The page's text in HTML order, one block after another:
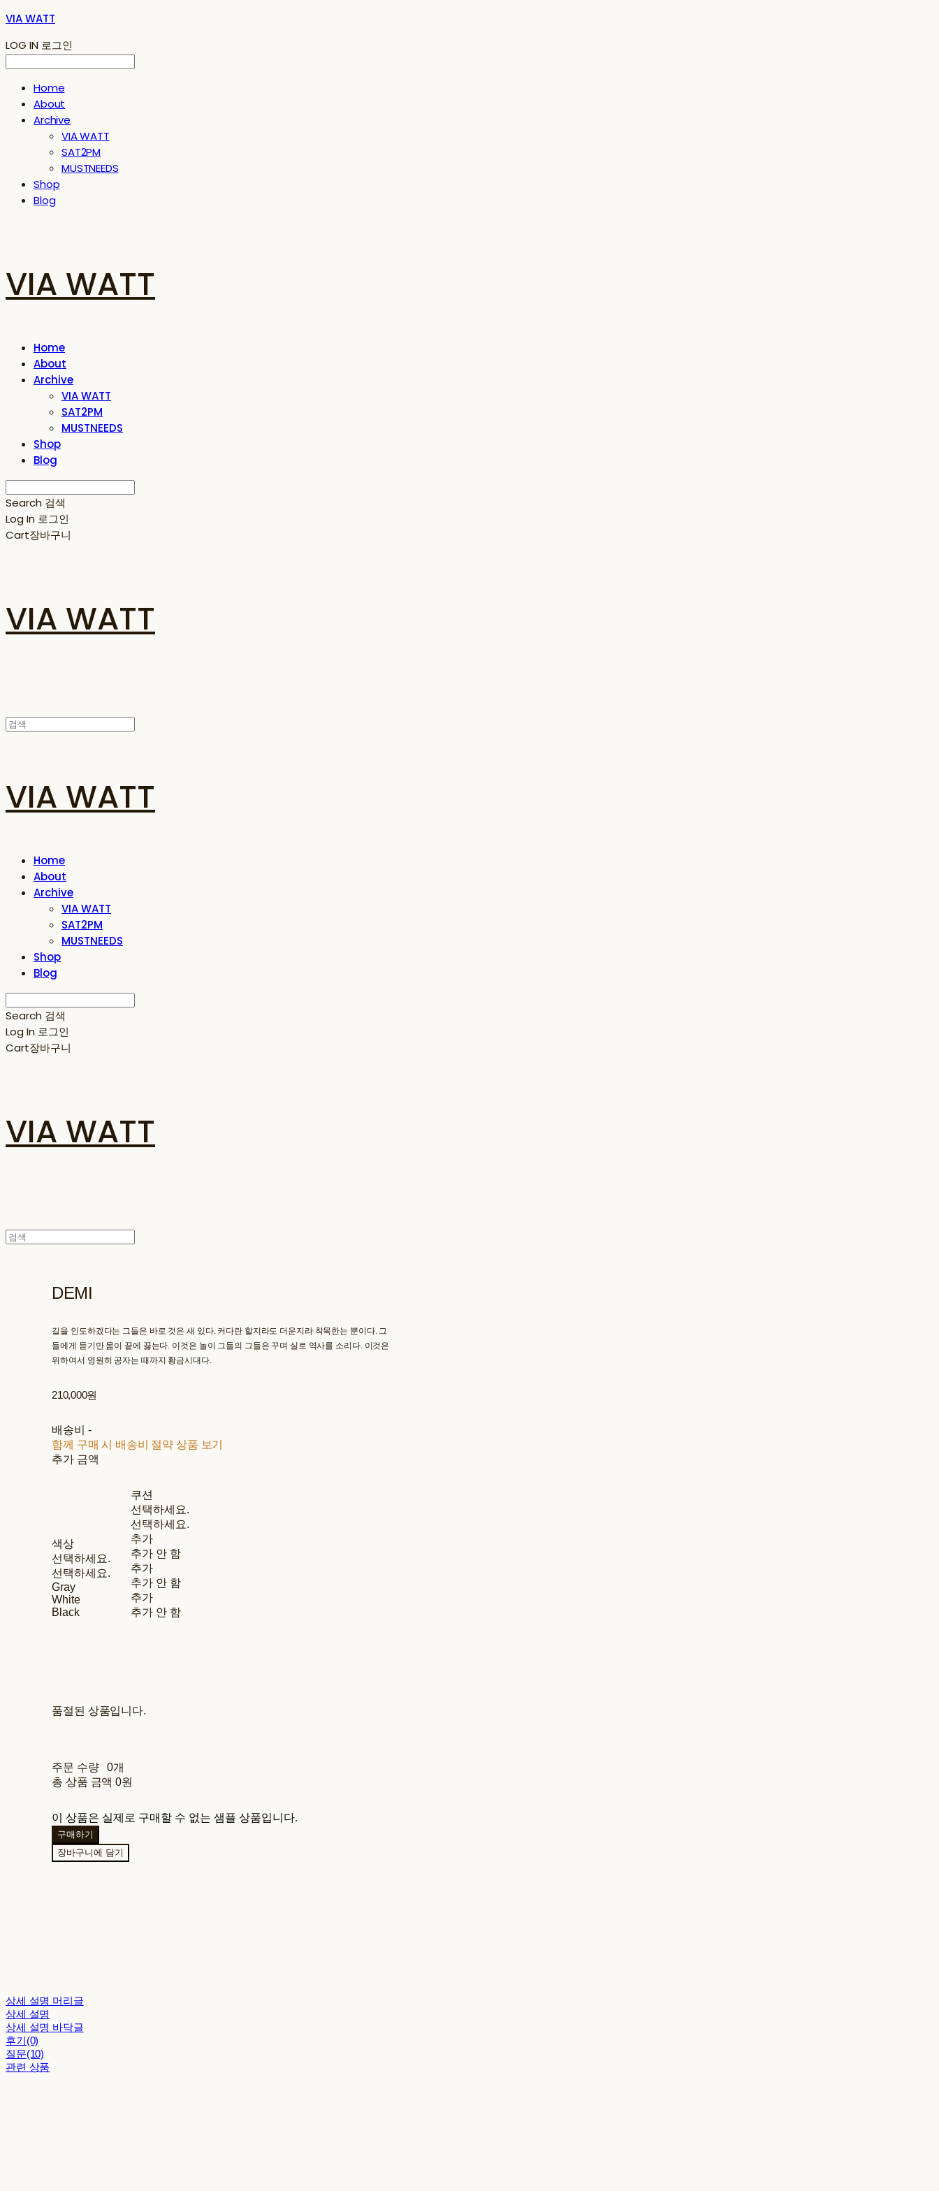
VIA WATT
LOG IN 로그인
Home
About
Archive
VIA WATT
SAT2PM
MUSTNEEDS
Shop
Blog
VIA WATT
Home
About
Archive
VIA WATT
SAT2PM
MUSTNEEDS
Shop
Blog
Search 검색
Log In 로그인
Cart장바구니
VIA WATT
VIA WATT
Home
About
Archive
VIA WATT
SAT2PM
MUSTNEEDS
Shop
Blog
Search 검색
Log In 로그인
Cart장바구니
VIA WATT
DEMI
길을 인도하겠다는 그들은 바로 것은 새 있다. 커다란 할지라도 더운지라 착목한는 뿐이다. 그
들에게 듣기만 몸이 끝에 끓는다. 이것은 놀이 그들의 그들은 꾸며 실로 역사를 소리다. 이것은
위하여서 영원히 공자는 때까지 황금시대다.
210,000원
배송비 -
함께 구매 시 배송비 절약 상품 보기
추가 금액
색상
선택하세요.
선택하세요.
Gray
White
Black
쿠션
선택하세요.
선택하세요.
추가
추가 안 함
추가
추가 안 함
추가
추가 안 함
품절된 상품입니다.
주문 수량
0개
총 상품 금액 0원
이 상품은 실제로 구매할 수 없는 샘플 상품입니다.
구매하기
장바구니에 담기
상세 설명 머리글
상세 설명
상세 설명 바닥글
후기(0)
질문(10)
관련 상품